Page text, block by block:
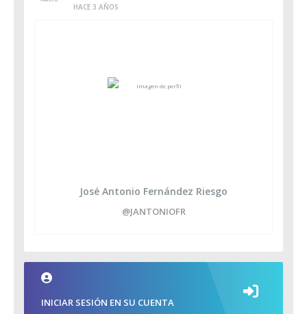
HACE 3 AÑOS
José Antonio Fernández Riesgo
@JANTONIOFR
INICIAR SESIÓN EN SU CUENTA